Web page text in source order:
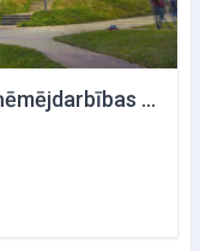
EkonM040 : Starptautiskās uzņēmējdarbības ekonomika